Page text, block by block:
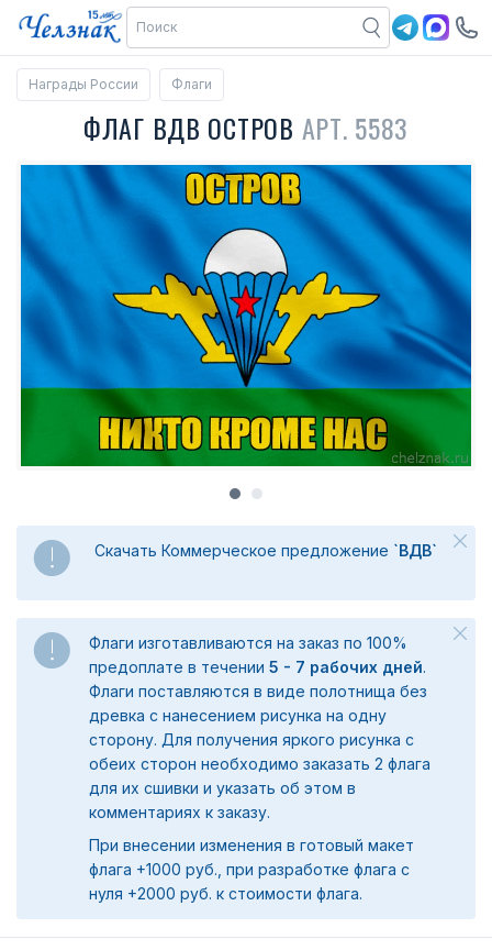
Награды России Флаги
ФЛАГ ВДВ ОСТРОВ АРТ. 5583
Скачать Коммерческое предложение `ВДВ`
Флаги изготавливаются на заказ по 100%
предоплате в течении 5 - 7 рабочих дней.
Флаги поставляются в виде полотнища без
древка с нанесением рисунка на одну
сторону. Для получения яркого рисунка с
обеих сторон необходимо заказать 2 флага
для их сшивки и указать об этом в
комментариях к заказу.
При внесении изменения в готовый макет
флага +1000 руб., при разработке флага с
нуля +2000 руб. к стоимости флага.